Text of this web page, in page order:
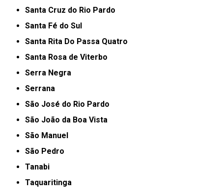
Santa Cruz do Rio Pardo
Santa Fé do Sul
Santa Rita Do Passa Quatro
Santa Rosa de Viterbo
Serra Negra
Serrana
São José do Rio Pardo
São João da Boa Vista
São Manuel
São Pedro
Tanabi
Taquaritinga